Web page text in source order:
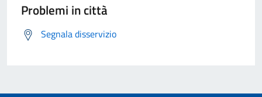
Problemi in città
Segnala disservizio